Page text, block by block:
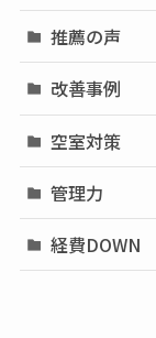
推薦の声
改善事例
空室対策
管理力
経費DOWN